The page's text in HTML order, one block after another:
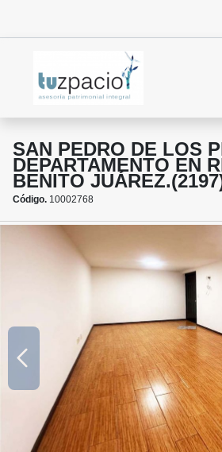
SAN PEDRO DE LOS
DEPARTAMENTO EN
BENITO
Código. 10002768